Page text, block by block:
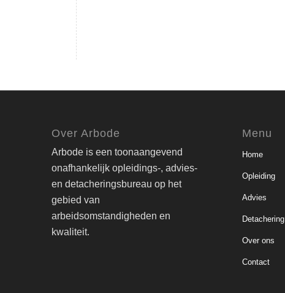
Over Arbode
Arbode is een toonaangevend
onafhankelijk opleidings-, advies-
en detacheringsbureau op het
gebied van
arbeidsomstandigheden en
kwaliteit.
Menu
Home
Opleiding
Advies
Detachering
Over ons
Contact